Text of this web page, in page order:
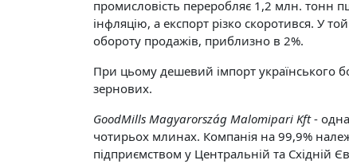
промисловість переробляє 1,2 млн. тонн
інфляцію, а експорт різко скоротився. У
обороту продажів, приблизно в 2%.
При цьому дешевий імпорт українського
зернових.
GoodMills Magyarország Malomipari Kft-
чотирьох млинах. Компанія на 99,9%
підприємством у Центральній та Східній